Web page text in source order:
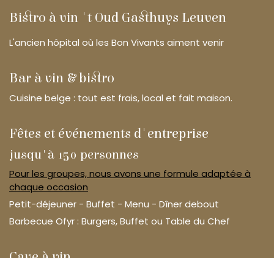
Bistro à vin 't Oud Gasthuys Leuven
L'ancien hôpital où les Bon Vivants aiment venir
Bar à vin & bistro
Cuisine belge : tout est frais, local et fait maison.
Fêtes et événements d'entreprise
jusqu'à 150 personnes
Pour les groupes, nous avons une formule adaptée à
chaque occasion
Petit-déjeuner - Buffet - Menu - Dîner debout
Barbecue Ofyr : Burgers, Buffet ou Table du Chef